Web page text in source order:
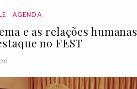
AGENDA
e as relações humanas
no FEST